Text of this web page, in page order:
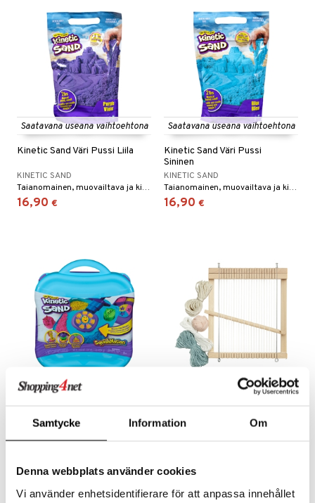
Samtycke Information Om
Denna webbplats använder cookies
Vi använder enhetsidentifierare för att anpassa innehållet
Saatavana useana vaihtoehtona
Kinetic Sand Väri Pussi Liila
KINETIC SAND
Taianomainen, muovailtava ja kiehtova hiekka!
16,90 €
Saatavana useana vaihtoehtona
Kinetic Sand Väri Pussi
Sininen
KINETIC SAND
Taianomainen, muovailtava ja kiehtova hiekka!
16,90 €
KINETIC SAND
MICKI